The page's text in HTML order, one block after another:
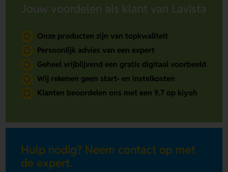
Jouw voordelen als klant van Lavista
Onze producten zijn van topkwaliteit
Persoonlijk advies van een expert
Geheel vrijblijvend een gratis digitaal voorbeeld
Wij rekenen geen start- en instelkosten
Klanten beoordelen ons met een 9.7 op kiyoh
Hulp nodig? Neem contact op met
de expert.